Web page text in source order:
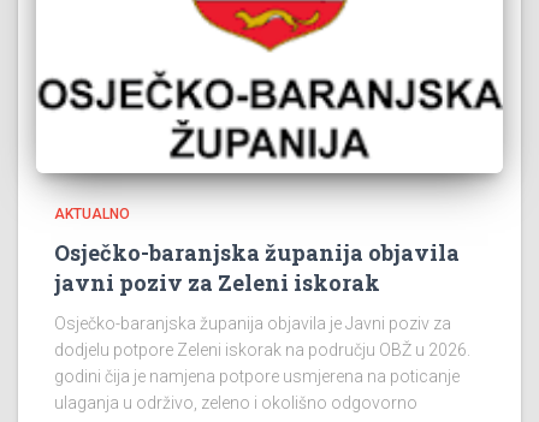
AKTUALNO
Osječko-baranjska županija objavila
javni poziv za Zeleni iskorak
Osječko-baranjska županija objavila je Javni poziv za
dodjelu potpore Zeleni iskorak na području OBŽ u 2026.
godini čija je namjena potpore usmjerena na poticanje
ulaganja u održivo, zeleno i okolišno odgovorno